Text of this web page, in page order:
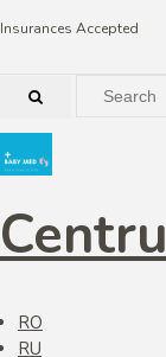
Insurances Accepted
RO
RU
Dr. Ana
de categorie
Medicina si